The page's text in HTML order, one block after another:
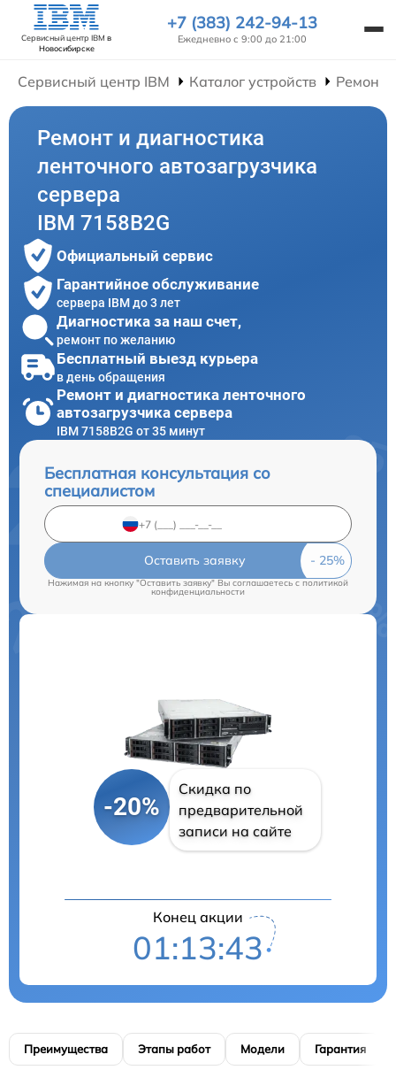
Сервисный центр IBM в
Новосибирске
+7 (383) 242-94-13
Ежедневно с 9:00 до 21:00
Сервисный центр IBM Каталог устройств Ремонт
Ремонт и диагностика
ленточного автозагрузчика
сервера
IBM 7158B2G
Официальный сервис
Гарантийное обслуживание
сервера IBM до 3 лет
Диагностика за наш счет,
ремонт по желанию
Бесплатный выезд курьера
в день обращения
Ремонт и диагностика ленточного
автозагрузчика сервера
IBM 7158B2G от 35 минут
Бесплатная консультация со
специалистом
Оставить заявку
Нажимая на кнопку "Оставить заявку" Вы соглашаетесь c политикой
конфиденциальности
-20%
Скидка по
предварительной
записи на сайте
Конец акции
01:13:42
Преимущества Этапы работ Модели Гарантия